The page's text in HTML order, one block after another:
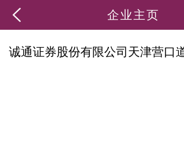
企业主页
诚通证券股份有限公司天津营口